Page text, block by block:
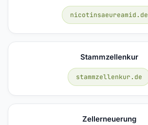
nicotinsaeureamid.de
Stammzellenkur
stammzellenkur.de
Zellerneuerung